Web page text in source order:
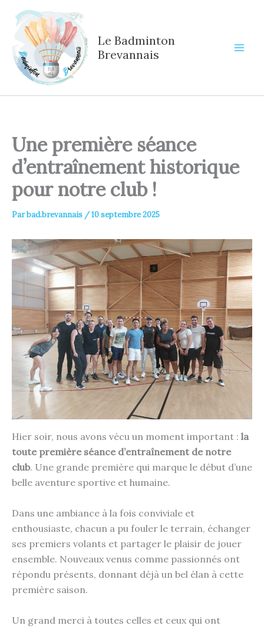
contenu
Le Badminton
Brevannais
Une première séance
d’entraînement historique
pour notre club !
Parbad.brevannais /10 septembre 2025
Hier soir, nous avons vécu un moment important : la
toute première séance d’entraînement de notre
club. Une grande première qui marque le début d’une
belle aventure sportive et humaine.
Dans une ambiance à la fois conviviale et
enthousiaste, chacun a pu fouler le terrain, échanger
ses premiers volants et partager le plaisir de jouer
ensemble. Nouveaux venus comme passionnés ont
répondu présents, donnant déjà un bel élan à cette
première saison.
Un grand merci à toutes celles et ceux qui ont